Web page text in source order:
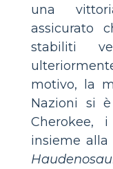
una
assicurato
stabiliti
motivo, la
Nazioni si
insieme alla